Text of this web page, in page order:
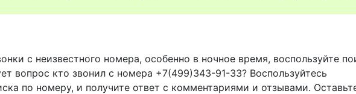
с неизвестного номера, особенно в ночное время, воспользуйте
вопрос кто звонил с номера +7(499)343-91-33? Воспользуйтесь
по номеру, и получите ответ с комментариями и отзывами.